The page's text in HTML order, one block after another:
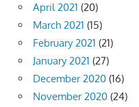
April 2021 (20)
March 2021 (15)
February 2021 (21)
January 2021 (27)
December 2020 (16)
November 2020 (24)